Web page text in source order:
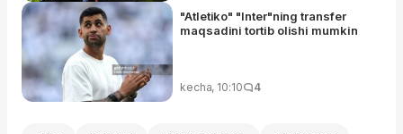
"Atletiko" "Inter"ning transfer
maqsadini tortib olishi mumkin
kecha, 10:10 4